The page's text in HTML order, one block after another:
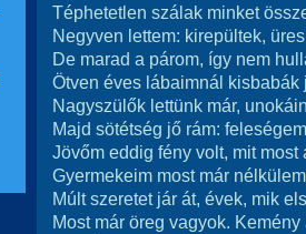
Téphetetlen szálak minket
Negyven lettem: kirepültek,
De marad a párom, így nem
Ötven éves lábaimnál kisbabák
Nagyszülők lettünk már,
Majd sötétség jő rám:
Jövőm eddig fény volt, mit most
Gyermekeim most már
Múlt szeretet jár át, évek, mik
Most már öreg vagyok. Kemény